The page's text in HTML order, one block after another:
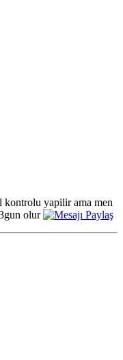
yapilir ama men
olur